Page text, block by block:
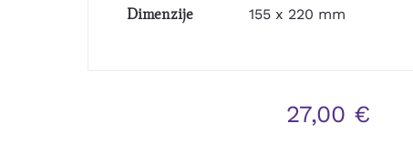
Dimenzije 155 x 220 mm
27,00 €